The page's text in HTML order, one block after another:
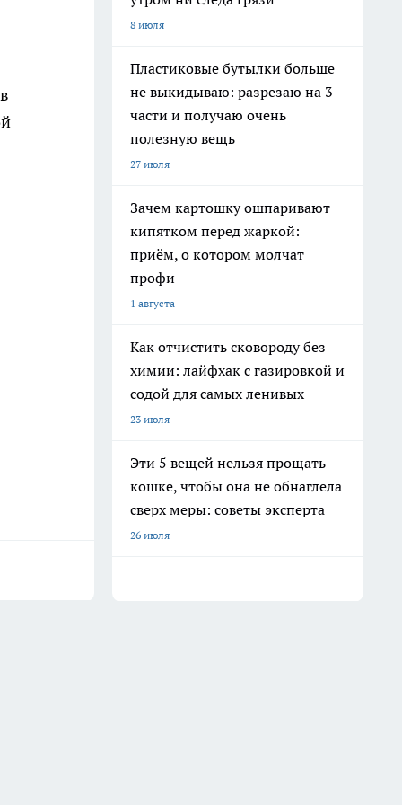
8 июля
Пластиковые бутылки больше
не выкидываю: разрезаю на 3
части и получаю очень
полезную вещь
27 июля
Зачем картошку ошпаривают
кипятком перед жаркой:
приём, о котором молчат
профи
1 августа
Как отчистить сковороду без
химии: лайфхак с газировкой и
содой для самых ленивых
23 июля
Эти 5 вещей нельзя прощать
кошке, чтобы она не обнаглела
сверх меры: советы эксперта
26 июля